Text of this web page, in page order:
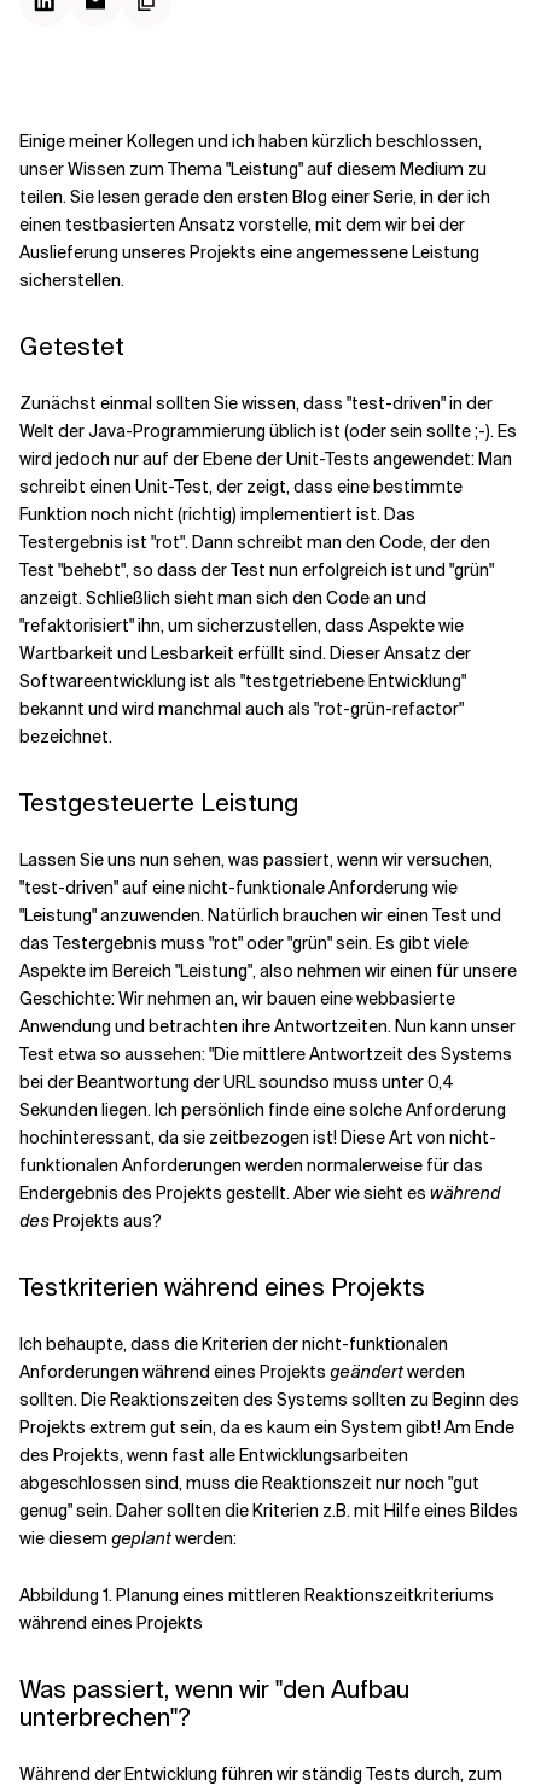
Verwandte Themen
Einige meiner Kollegen und ich haben kürzlich beschlossen,
unser Wissen zum Thema "Leistung" auf diesem Medium zu
teilen. Sie lesen gerade den ersten Blog einer Serie, in der ich
einen testbasierten Ansatz vorstelle, mit dem wir bei der
Auslieferung unseres Projekts eine angemessene Leistung
sicherstellen.
Getestet
Zunächst einmal sollten Sie wissen, dass "test-driven" in der
Welt der Java-Programmierung üblich ist (oder sein sollte ;-). Es
wird jedoch nur auf der Ebene der Unit-Tests angewendet: Man
schreibt einen Unit-Test, der zeigt, dass eine bestimmte
Funktion noch nicht (richtig) implementiert ist. Das
Testergebnis ist "rot". Dann schreibt man den Code, der den
Test "behebt", so dass der Test nun erfolgreich ist und "grün"
anzeigt. Schließlich sieht man sich den Code an und
"refaktorisiert" ihn, um sicherzustellen, dass Aspekte wie
Wartbarkeit und Lesbarkeit erfüllt sind. Dieser Ansatz der
Softwareentwicklung ist als "testgetriebene Entwicklung"
bekannt und wird manchmal auch als "rot-grün-refactor"
bezeichnet.
Testgesteuerte Leistung
Lassen Sie uns nun sehen, was passiert, wenn wir versuchen,
"test-driven" auf eine nicht-funktionale Anforderung wie
"Leistung" anzuwenden. Natürlich brauchen wir einen Test und
das Testergebnis muss "rot" oder "grün" sein. Es gibt viele
Aspekte im Bereich "Leistung", also nehmen wir einen für unsere
Geschichte: Wir nehmen an, wir bauen eine webbasierte
Anwendung und betrachten ihre Antwortzeiten. Nun kann unser
Test etwa so aussehen: "Die mittlere Antwortzeit des Systems
bei der Beantwortung der URL soundso muss unter 0,4
Sekunden liegen. Ich persönlich finde eine solche Anforderung
hochinteressant, da sie zeitbezogen ist! Diese Art von nicht-
funktionalen Anforderungen werden normalerweise für das
Endergebnis des Projekts gestellt. Aber wie sieht es während
desProjekts aus?
Testkriterien während eines Projekts
Ich behaupte, dass die Kriterien der nicht-funktionalen
Anforderungen während eines Projekts geändertwerden
sollten. Die Reaktionszeiten des Systems sollten zu Beginn des
Projekts extrem gut sein, da es kaum ein System gibt! Am Ende
des Projekts, wenn fast alle Entwicklungsarbeiten
abgeschlossen sind, muss die Reaktionszeit nur noch "gut
genug" sein. Daher sollten die Kriterien z.B. mit Hilfe eines Bildes
wie diesem geplantwerden:
Abbildung 1. Planung eines mittleren Reaktionszeitkriteriums
während eines Projekts
Was passiert, wenn wir "den Aufbau
unterbrechen"?
Während der Entwicklung führen wir ständig Tests durch, zum